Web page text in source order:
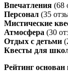
Впечатления (68
Персонал (35
Мистические
Атмосфера (30
Отдых с детьми
Квесты для
Рейтинг